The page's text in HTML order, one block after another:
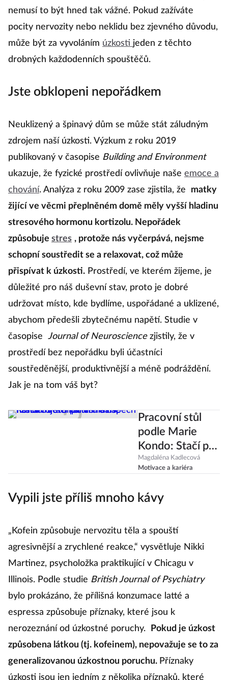
nemusí to být hned tak vážné. Pokud zažíváte
pocity nervozity nebo neklidu bez zjevného důvodu,
může být za vyvoláním úzkosti jeden z těchto
drobných každodenních spouštěčů.
Jste obklopeni nepořádkem
Neuklizený a špinavý dům se může stát záludným
zdrojem naší úzkosti. Výzkum z roku 2019
publikovaný v časopise Building and Environment
ukazuje, že fyzické prostředí ovlivňuje naše emoce a
chování. Analýza z roku 2009 zase zjistila, že
matky
žijící ve věcmi přeplněném domě měly vyšší hladinu
stresového hormonu kortizolu. Nepořádek
způsobuje stres , protože nás vyčerpává, nejsme
schopní soustředit se a relaxovat, což může
přispívat k úzkosti. Prostředí, ve kterém žijeme, je
důležité pro náš duševní stav, proto je dobré
udržovat místo, kde bydlíme, uspořádané a uklizené,
abychom předešli zbytečnému napětí. Studie v
časopise
Journal of Neurosciencezjistily, že v
prostředí bez nepořádku byli účastníci
soustředěnější, produktivnější a méně podráždění.
Jak je na tom váš byt?
Pracovní stůl
podle Marie
Kondo: Stačí pár
minut a
nastartujete
Magdaléna Kadlecová
Motivace a kariéra
Vypili jste příliš mnoho kávy
„Kofein způsobuje nervozitu těla a spouští
agresivnější a zrychlené reakce,“ vysvětluje Nikki
Martinez, psycholožka praktikující v Chicagu v
Illinois. Podle studie British Journal of Psychiatry
bylo prokázáno, že přílišná konzumace latté a
espressa způsobuje příznaky, které jsou k
nerozeznání od úzkostné poruchy.
Pokud je úzkost
způsobena látkou (tj. kofeinem), nepovažuje se to za
generalizovanou úzkostnou poruchu. Příznaky
úzkosti jsou jen jedním z několika příznaků, které